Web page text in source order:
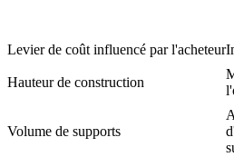
Levier de coût influencé par l'acheteur
Hauteur de construction
Volume de supports